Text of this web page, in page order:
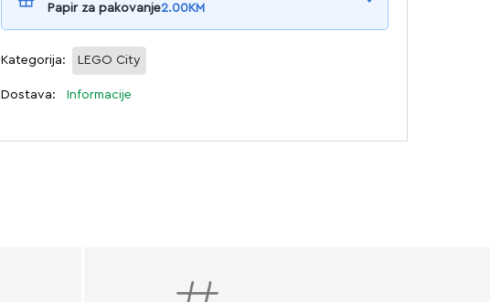
Papir za pakovanje2.00KM
Kategorija: LEGO City
Dostava: Informacije